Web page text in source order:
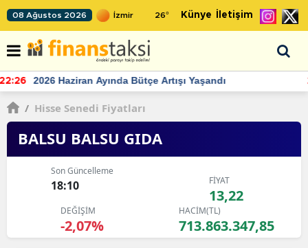
08 Ağustos 2026 26° Künye İletişim
22:24 TCMB'nin rezervlerinde artan momentum devam ediyor
/ Hisse Senedi Fiyatları
BALSU BALSU GIDA
Son Güncelleme
18:10 FİYAT
13,22
DEĞİŞİM
-2,07%
HACİM(TL)
713.863.347,85